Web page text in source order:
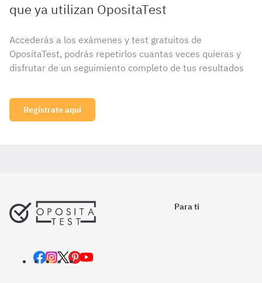
que ya utilizan OpositaTest
Accederás a los exámenes y test gratuitos de
OpositaTest, podrás repetirlos cuantas veces quieras y
disfrutar de un seguimiento completo de tus resultados
Regístrate aquí
Para ti